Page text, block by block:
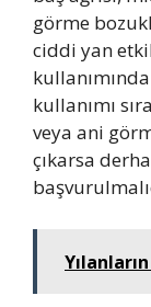
görme
ciddi yan
kullanımı
veya ani
çıkarsa